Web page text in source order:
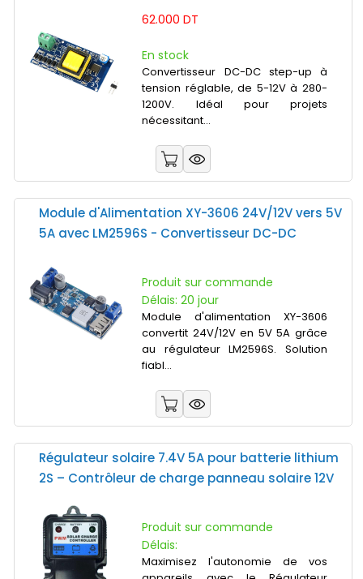
62.000 DT
En stock
Convertisseur DC-DC step-up à
tension réglable, de 5-12V à 280-
1200V. Idéal pour projets
nécessitant...
Module d'Alimentation XY-3606 24V/12V vers 5V
5A avec LM2596S - Convertisseur DC-DC
Produit sur commande
Délais: 20 jour
Module d'alimentation XY-3606
convertit 24V/12V en 5V 5A grâce
au régulateur LM2596S. Solution
fiabl...
Régulateur solaire 7.4V 5A pour batterie lithium
2S – Contrôleur de charge panneau solaire 12V
Produit sur commande
Délais:
Maximisez l'autonomie de vos